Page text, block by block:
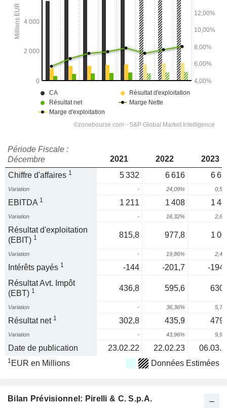
Période Fiscale :
Décembre
2021 2022
2023
Chiffre d'affaires 1 5 332 6 616 6
Variation - 24,09%
EBITDA 1 1 211 1 408 1
Variation - 16,32%
Résultat d'exploitation
(EBIT) 1 815,8 977,8 1
Variation - 19,86%
Intérêts payés 1 -144 -201,7
-
Résultat Avt. Impôt
(EBT) 1 436,8 595,6
Variation - 36,36%
Résultat net 1 302,8 435,9
Variation - 43,96%
Date de publication 23.02.22 22.02.23
1 EUR en Millions Données Estimées
Bilan Prévisionnel: Pirelli & C. S.p.A.